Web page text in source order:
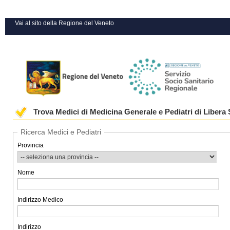
Vai al sito della Regione del Veneto
Trova Medici di Medicina Generale e Pediatri di Libera
Ricerca Medici e Pediatri
Provincia
Nome
Indirizzo Medico
Indirizzo